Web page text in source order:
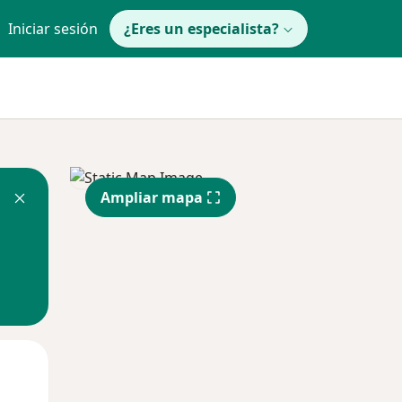
Iniciar sesión ¿Eres un especialista?
Ampliar mapa